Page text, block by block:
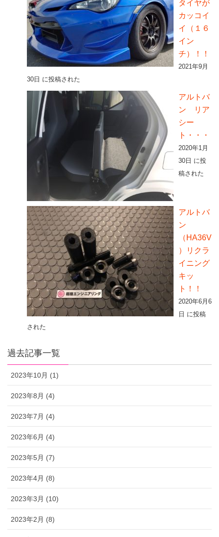
タイヤが
カッコイ
イ（１６
イン
チ）！！
2021年9月
30日 に投稿された
アルトバ
ン リア
シー
ト・・・
2020年1月
30日 に投
稿された
アルトバ
ン
（HA36V
）リクラ
イニング
キッ
ト！！
2020年6月6
日 に投稿
された
過去記事一覧
2023年10月 (1)
2023年8月 (4)
2023年7月 (4)
2023年6月 (4)
2023年5月 (7)
2023年4月 (8)
2023年3月 (10)
2023年2月 (8)